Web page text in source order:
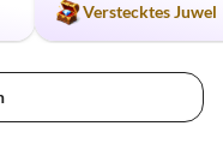
Verstecktes Juwel